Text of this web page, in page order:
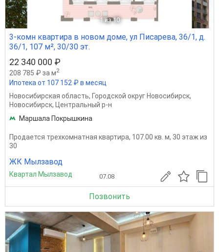
1 из 10
3-комн квартира в новом доме, ул Писарева, 36/1, д.
36/1, 107 м², 30/30 эт.
22 340 000 ₽
208 785 ₽ за м2
Ипотека от 107 152 ₽ в месяц
Новосибирская область, Городской округ Новосибирск,
Новосибирск,
Центральный р-н
Маршала Покрышкина
Продается трехкомнатная квартира, 107.00 кв. м, 30 этаж из
30
ЖК Мылзавод
Квартал Мылзавод 07.08
Позвонить